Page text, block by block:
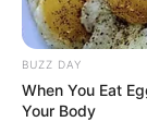
BUZZ DAY
When You Eat
Your Body